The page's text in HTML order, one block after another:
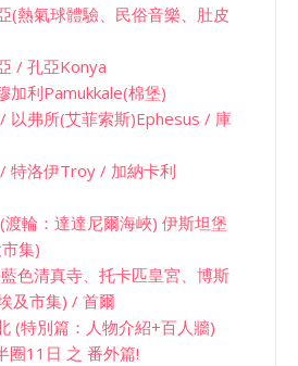
(熱氣球體驗、民俗音樂、肚皮
/ 孔亞Konya
加利Pamukkale(棉堡)
以弗所(艾菲索斯)Ephesus / 庫
特洛伊Troy / 加納卡利
渡輪：達達尼爾海峽) 伊斯坦堡
集)
色清真寺、托卡匹皇宮、博斯
及市集) / 首爾
(特別篇：人物介紹+百人牆)
圈11日 之 番外篇!